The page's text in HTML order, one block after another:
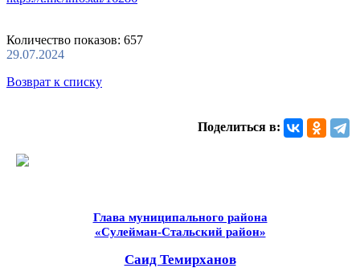
Количество показов: 657
29.07.2024
Возврат к списку
Поделиться в:
Глава муниципального района
«Сулейман-Стальский район»
Саид Темирханов